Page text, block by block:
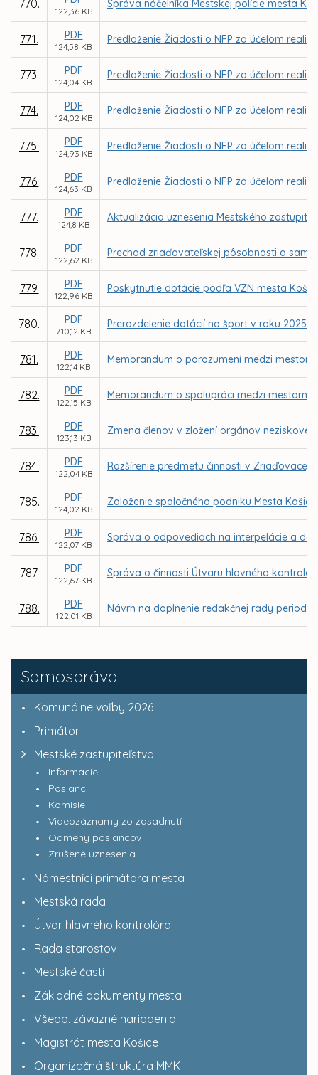
Samospráva
Komunálne voľby 2026
Primátor
Mestské zastupiteľstvo
Informácie
Poslanci
Komisie
Videozáznamy zo zasadnutí
Odmeny poslancov
Zrušené uznesenia
Námestníci primátora mesta
Mestská rada
Útvar hlavného kontrolóra
Rada starostov
Mestské časti
Základné dokumenty mesta
Všeob. záväzné nariadenia
Magistrát mesta Košice
Organizačná štruktúra MMK
770.
122,36 KB
Správa náčelníka Mestskej polície mesta
771. PDF
124,58 KB
Predloženie Žiadosti o NFP za účelom
773. PDF
124,04 KB
Predloženie Žiadosti o NFP za účelom
774. PDF
124,02 KB
Predloženie Žiadosti o NFP za účelom
775. PDF
124,93 KB
Predloženie Žiadosti o NFP za účelom
776. PDF
124,63 KB
Predloženie Žiadosti o NFP za účelom
777. PDF
124,8 KB
Aktualizácia uznesenia Mestského
778. PDF
122,62 KB
Prechod zriaďovateľskej pôsobnosti a
779. PDF
122,96 KB
Poskytnutie dotácie podľa VZN mesta
780. PDF
710,12 KB
Prerozdelenie dotácií na šport v roku 2025
781. PDF
122,14 KB
Memorandum o porozumení medzi mestom
782. PDF
122,15 KB
Memorandum o spolupráci medzi mestom
783. PDF
123,13 KB
Zmena členov v zložení orgánov neziskovej
784. PDF
122,04 KB
Rozšírenie predmetu činnosti v Zriaďovacej
785. PDF
124,02 KB
Založenie spoločného podniku Mesta
786. PDF
122,07 KB
Správa o odpovediach na interpelácie a
787. PDF
122,67 KB
Správa o činnosti Útvaru hlavného
788. PDF
122,01 KB
Návrh na doplnenie redakčnej rady